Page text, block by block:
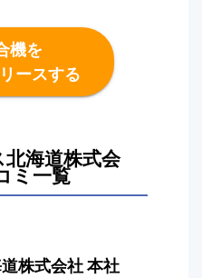
機を
ースする
海道株式会
ミ一覧
株式会社 本社